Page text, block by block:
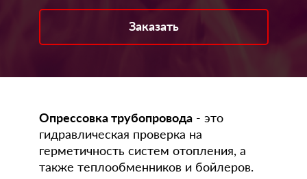
Заказать
Опрессовка трубопровода- это
гидравлическая проверка на
герметичность систем отопления, а
также теплообменников и бойлеров.